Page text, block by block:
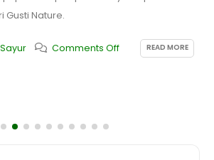
Gusti Nature.
Sayur Comments Off READ MORE